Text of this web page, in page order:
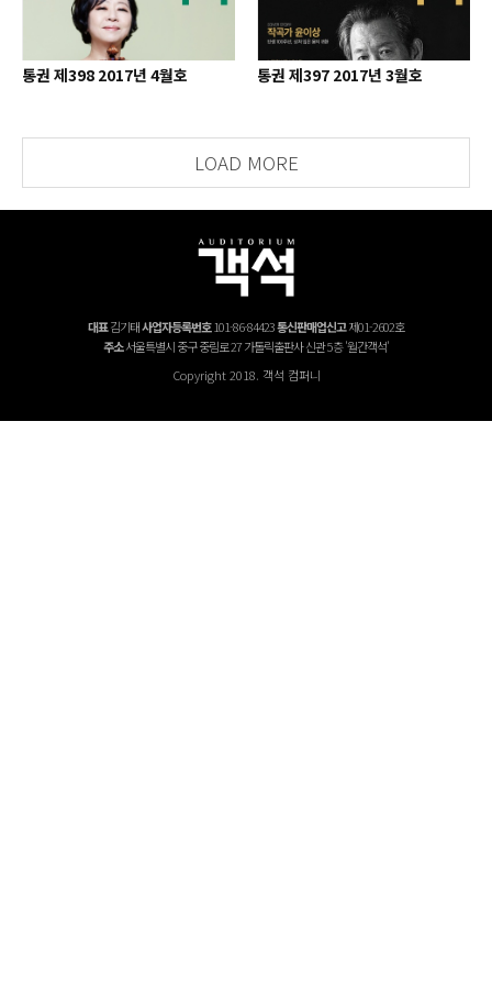
통권 제398 2017년 4월호 통권 제397 2017년 3월호
LOAD MORE
대표김기태사업자등록번호101-86-84423통신판매업신고제01-2602호
주소서울특별시 중구 중림로 27 가톨릭출판사 신관 5층 '월간객석'
Copyright 2018. 객석 컴퍼니